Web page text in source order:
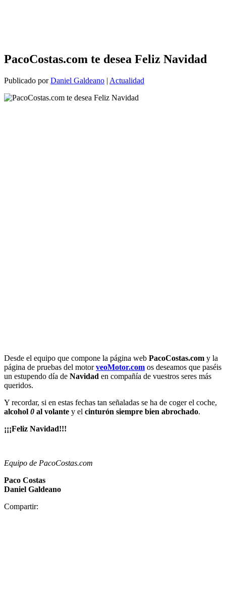
PacoCostas.com te desea Feliz Navidad
Publicado porDaniel Galdeano | Actualidad
Desde el equipo que compone la página web PacoCostas.com y la
página de pruebas del motorveoMotor.com os deseamos que paséis
un estupendo día de Navidad en compañía de vuestros seres más
queridos.
Y recordar, si en estas fechas tan señaladas se ha de coger el coche,
alcohol 0 al volante y el cinturón siempre bien abrochado.
¡¡¡Feliz Navidad!!!
Equipo de PacoCostas.com
Paco Costas
Daniel Galdeano
Compartir: